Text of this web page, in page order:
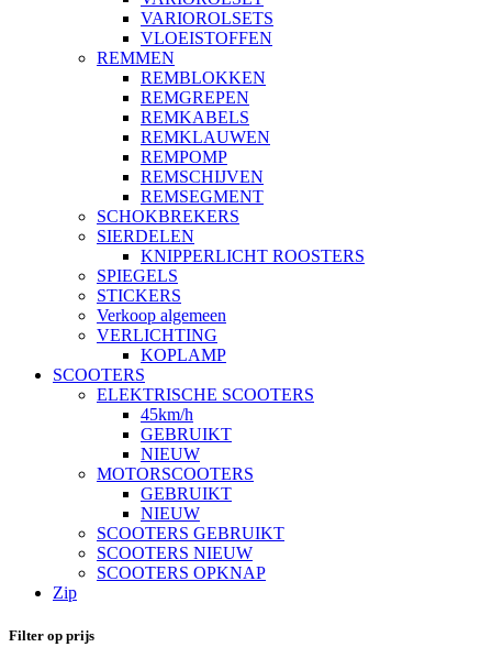
VARIOROLSETS
VLOEISTOFFEN
REMMEN
REMBLOKKEN
REMGREPEN
REMKABELS
REMKLAUWEN
REMPOMP
REMSCHIJVEN
REMSEGMENT
SCHOKBREKERS
SIERDELEN
KNIPPERLICHT ROOSTERS
SPIEGELS
STICKERS
Verkoop algemeen
VERLICHTING
KOPLAMP
SCOOTERS
ELEKTRISCHE SCOOTERS
45km/h
GEBRUIKT
NIEUW
MOTORSCOOTERS
GEBRUIKT
NIEUW
SCOOTERS GEBRUIKT
SCOOTERS NIEUW
SCOOTERS OPKNAP
Zip
Filter op prijs